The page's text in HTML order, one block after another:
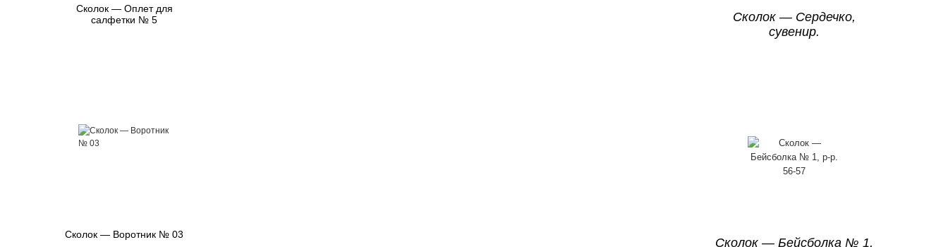
Сколок — Оплет для
салфетки № 5
Сколок — Воротник № 03
Сколок — Сердечко,
сувенир.
Сколок — Бейсболка № 1,